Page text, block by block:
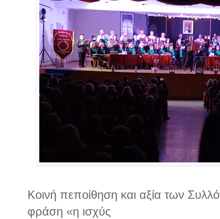
Κοινή πεποίθηση και αξία των
φράση «η ισχύς